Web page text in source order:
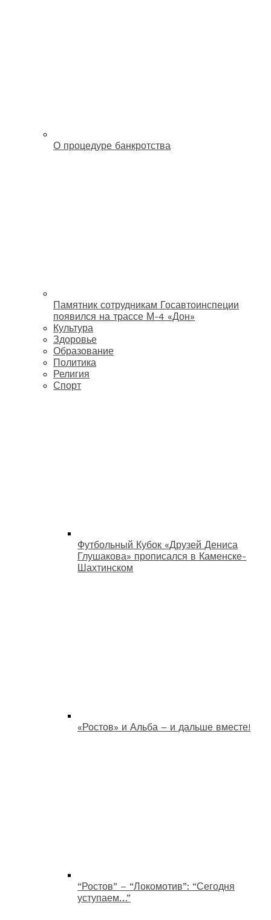
О процедуре банкротства
Памятник сотрудникам Госавтоинспеции
появился на трассе М-4 «Дон»
Культура
Здоровье
Образование
Политика
Религия
Спорт
Футбольный Кубок «Друзей Дениса
Глушакова» прописался в Каменске-
Шахтинском
«Ростов» и Альба – и дальше вместе!
“Ростов” – “Локомотив”: “Сегодня
уступаем…”